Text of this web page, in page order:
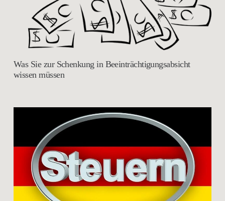
Was Sie zur Schenkung in Beeinträchtigungsabsicht
wissen müssen